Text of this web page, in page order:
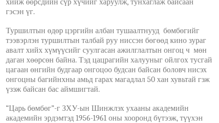
хийж өөрсдийн сүр хүчийг харуулж, тунхаглаж байсаан
гэсэн үг.
Туршилтын өдөр цэргийн албан тушаалтнууд бөмбөгийг
тээвэрлэн туршилтын талбай руу ниссэн бөгөөд кино зураг
авалт хийх хүмүүсийг суулгасан ажилглалтын онгоц ч мөн
даган хөөрсөн байна. Тэд цацрагийн халууныг ойлгох тусгай
цагаан өнгийн будгаар онгоцоо будсан байсан боловч нисэх
онгоцны багийнхны амьд гарах магадлал 50 хан хувьтай гэж
үзэж байсан бас аймшигтай.
“Царь бөмбөг”-г ЗХУ-ын Шинжлэх ухааны академийн
академийн эрдэмтэд 1956-1961 оны хооронд бүтээж, түүхэн